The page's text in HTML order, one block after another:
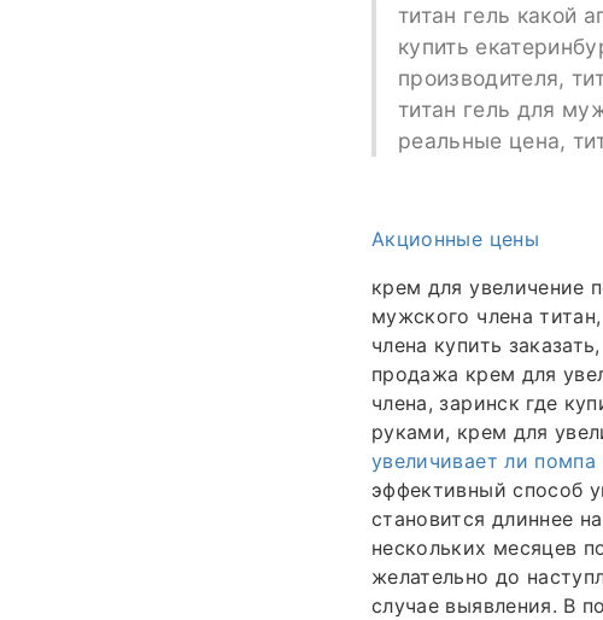
титан гель какой
купить
производителя,
титан гель для
реальные цена,
Акционные цены
крем для увеличение
мужского члена
члена купить
продажа крем для
члена, заринск где
руками, крем для
увеличивает ли помпа
эффективный способ
становится длиннее
нескольких месяцев
желательно до
случае выявления. В